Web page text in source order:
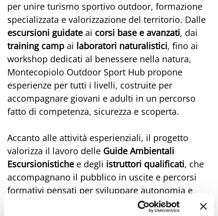
per unire turismo sportivo outdoor, formazione
specializzata e valorizzazione del territorio. Dalle
escursioni guidate ai corsi base e avanzati, dai
training camp ai laboratori naturalistici, fino ai
workshop dedicati al benessere nella natura,
Montecopiolo Outdoor Sport Hub propone
esperienze per tutti i livelli, costruite per
accompagnare giovani e adulti in un percorso
fatto di competenza, sicurezza e scoperta.
Accanto alle attività esperienziali, il progetto
valorizza il lavoro delle Guide Ambientali
Escursionistiche e degli istruttori qualificati, che
accompagnano il pubblico in uscite e percorsi
formativi pensati per sviluppare autonomia e
consapevolezza nella pratica degli sport outdoor.